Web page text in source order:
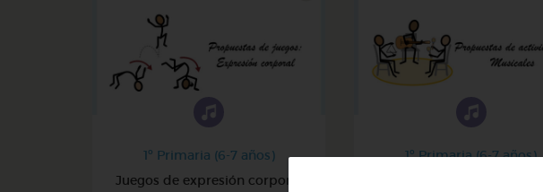
1º Primaria (6-7 años)
Juegos de expresión corporal
1º Primaria (6-7 años)